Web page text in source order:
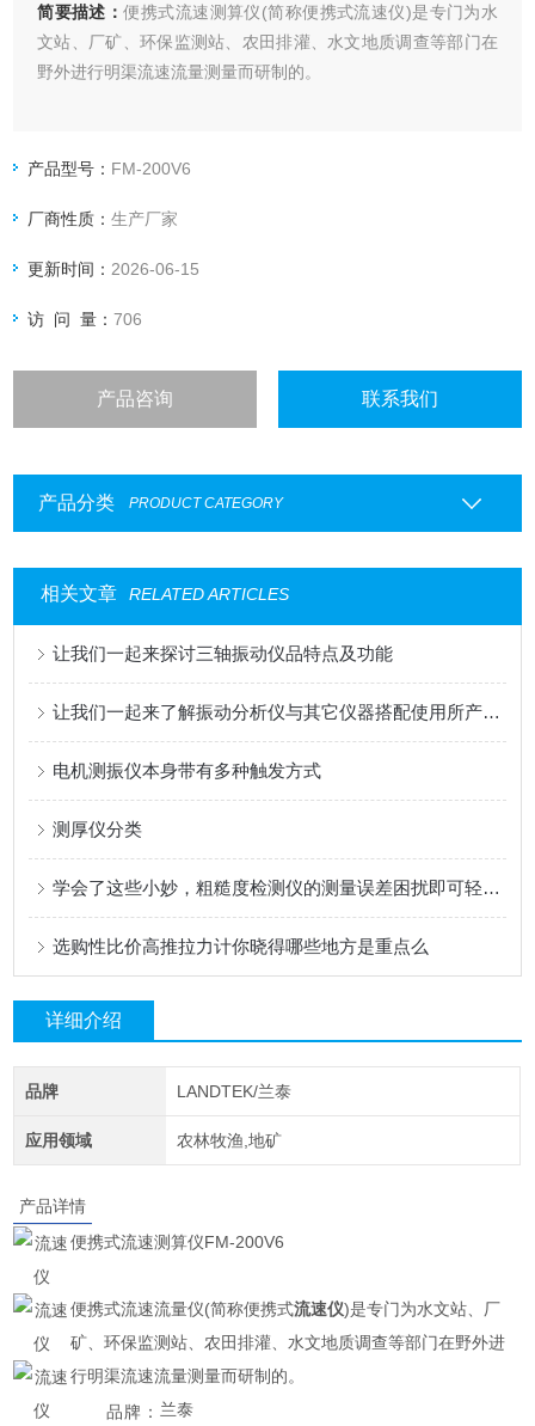
简要描述：便携式流速测算仪(简称便携式流速仪)是专门为水
文站、厂矿、环保监测站、农田排灌、水文地质调查等部门在
野外进行明渠流速流量测量而研制的。
产品型号： FM-200V6
厂商性质：生产厂家
更新时间： 2026-06-15
访 问 量：706
产品咨询 联系我们
产品分类 PRODUCT CATEGORY
相关文章 RELATED ARTICLES
让我们一起来探讨三轴振动仪品特点及功能
让我们一起来了解振动分析仪与其它仪器搭配使用所产生效果
电机测振仪本身带有多种触发方式
测厚仪分类
学会了这些小妙，粗糙度检测仪的测量误差困扰即可轻松解决了
选购性比价高推拉力计你晓得哪些地方是重点么
详细介绍
品牌 LANDTEK/兰泰
应用领域 农林牧渔,地矿
产品详情
便携式流速测算仪FM-200V6
便携式流速流量仪(简称便携式流速仪)是专门为水文站、厂
矿、环保监测站、农田排灌、水文地质调查等部门在野外进
行明渠流速流量测量而研制的。
品牌：兰泰